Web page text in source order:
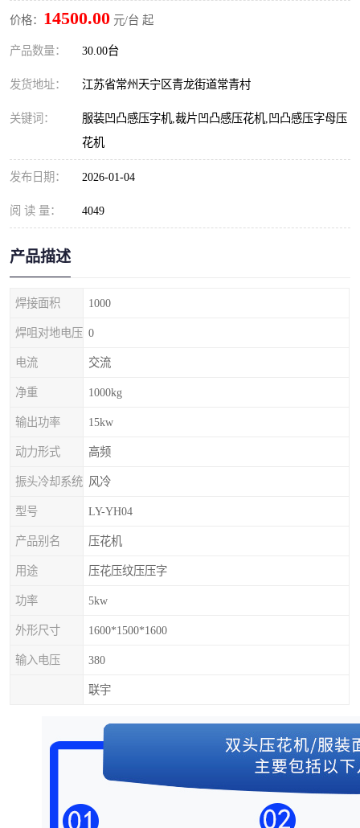
价格： 14500.00 元/台 起
产品数量： 30.00台
发货地址： 江苏省常州天宁区青龙街道常青村
关键词：
服装凹凸感压字机,裁片凹凸感压花机,凹凸感压字母压
花机
发布日期： 2026-01-04
阅 读 量： 4049
产品描述
焊接面积 1000
焊咀对地电压 0
电流 交流
净重 1000kg
输出功率 15kw
动力形式 高频
振头冷却系统 风冷
型号 LY-YH04
产品别名 压花机
用途 压花压纹压压字
功率 5kw
外形尺寸 1600*1500*1600
输入电压 380
联宇